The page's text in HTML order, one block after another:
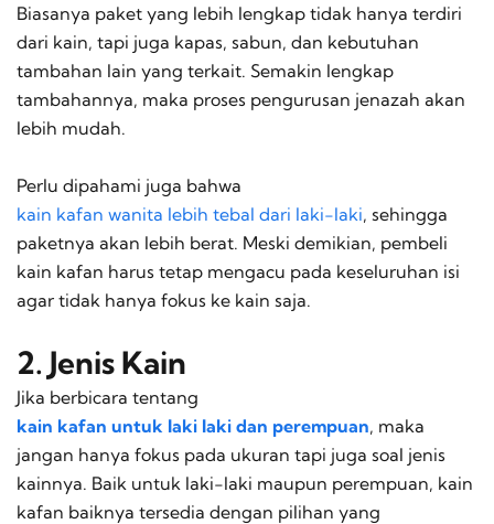
Biasanya paket yang lebih lengkap tidak hanya terdiri
dari kain, tapi juga kapas, sabun, dan kebutuhan
tambahan lain yang terkait. Semakin lengkap
tambahannya, maka proses pengurusan jenazah akan
lebih mudah.
Perlu dipahami juga bahwa
kain kafan wanita lebih tebal dari laki-laki, sehingga
paketnya akan lebih berat. Meski demikian, pembeli
kain kafan harus tetap mengacu pada keseluruhan isi
agar tidak hanya fokus ke kain saja.
2. Jenis Kain
Jika berbicara tentang
kain kafan untuk laki laki dan perempuan, maka
jangan hanya fokus pada ukuran tapi juga soal jenis
kainnya. Baik untuk laki-laki maupun perempuan, kain
kafan baiknya tersedia dengan pilihan yang